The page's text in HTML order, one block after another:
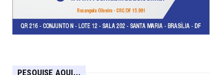
PESQUISE AQUI...